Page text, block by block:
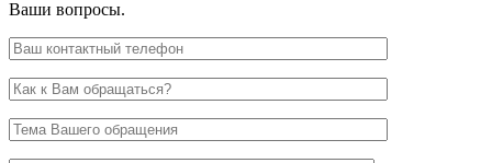
Ваши вопросы.